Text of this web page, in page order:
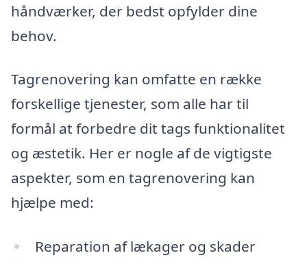
håndværker, der bedst opfylder dine
behov.
Tagrenovering kan omfatte en række
forskellige tjenester, som alle har til
formål at forbedre dit tags funktionalitet
og æstetik. Her er nogle af de vigtigste
aspekter, som en tagrenovering kan
hjælpe med:
Reparation af lækager og skader